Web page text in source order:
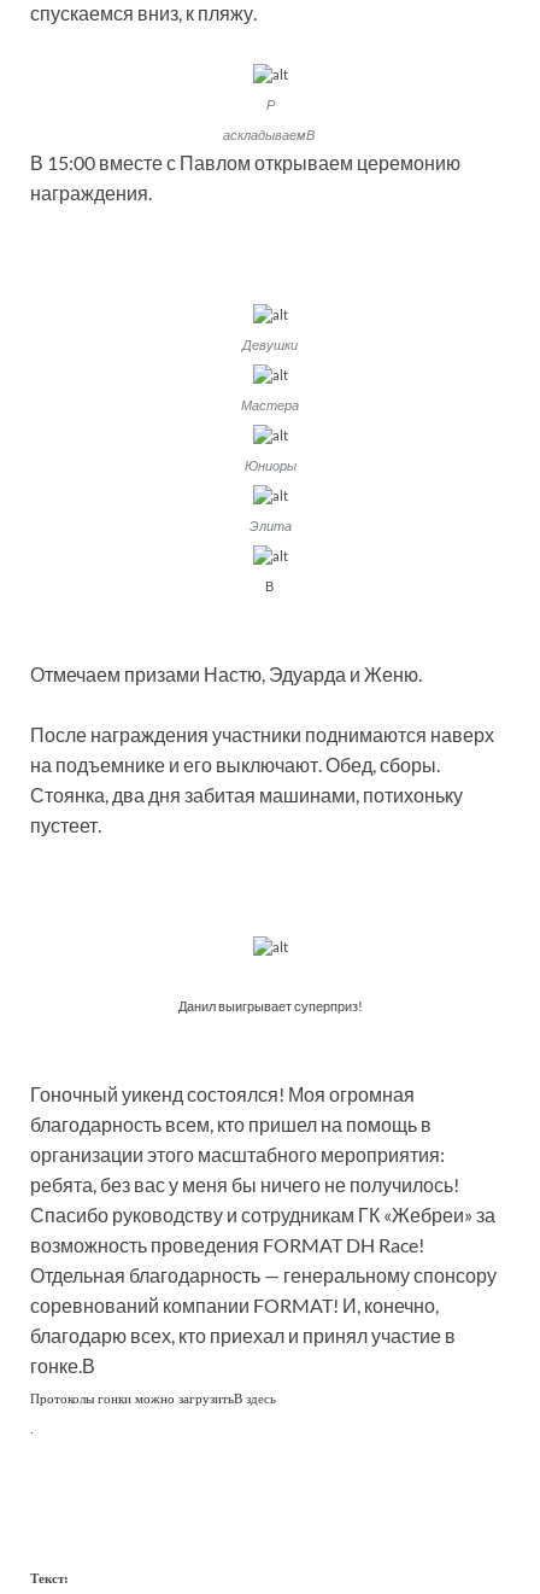
спускаемся вниз, к пляжу.
Р
аскладываемВ
В 15:00 вместе с Павлом открываем церемонию
награждения.
Девушки
Мастера
Юниоры
Элита
В
Отмечаем призами Настю, Эдуарда и Женю.
После награждения участники поднимаются наверх
на подъемнике и его выключают. Обед, сборы.
Стоянка, два дня забитая машинами, потихоньку
пустеет.
Данил выигрывает суперприз!
Гоночный уикенд состоялся! Моя огромная
благодарность всем, кто пришел на помощь в
организации этого масштабного мероприятия:
ребята, без вас у меня бы ничего не получилось!
Спасибо руководству и сотрудникам ГК «Жебреи» за
возможность проведения FORMAT DH Race!
Отдельная благодарность — генеральному спонсору
соревнований компании FORMAT! И, конечно,
благодарю всех, кто приехал и принял участие в
гонке.В
Протоколы гонки можно загрузитьВ здесь
Текст: